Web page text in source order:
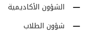
الشؤون الأكاديمية
شؤون الطلاب